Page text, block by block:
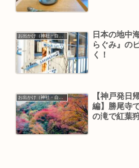
お出かけ（神社・自然・旅）
日本の地中
らぐみ』の
く！
【神戸発日
編】勝尾寺
の滝で紅葉